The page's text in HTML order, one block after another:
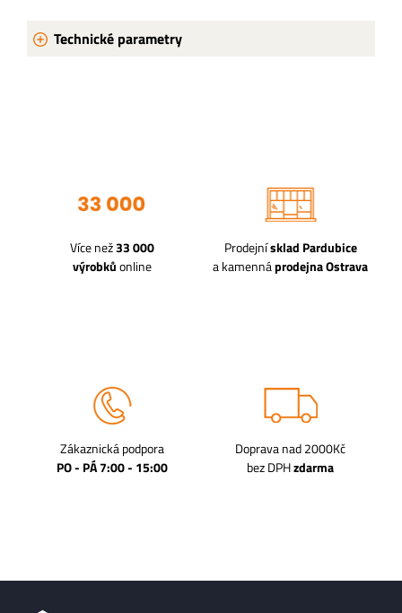
Technické parametry
Více než33 000
výrobkůonline
Prodejnísklad Pardubice
a kamennáprodejna Ostrava
Zákaznická podpora
PO - PÁ 7:00 - 15:00
Doprava nad 2000Kč
bez DPHzdarma